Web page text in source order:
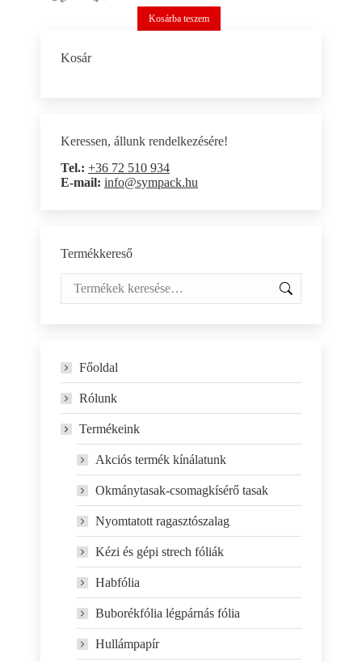
Kosárba teszem
Kosár
Keressen, állunk rendelkezésére!
Tel.: +36 72 510 934
E-mail: info@sympack.hu
Termékkereső
Főoldal
Rólunk
Termékeink
Akciós termék kínálatunk
Okmánytasak-csomagkísérő tasak
Nyomtatott ragasztószalag
Kézi és gépi strech fóliák
Habfólia
Buborékfólia légpárnás fólia
Hullámpapír